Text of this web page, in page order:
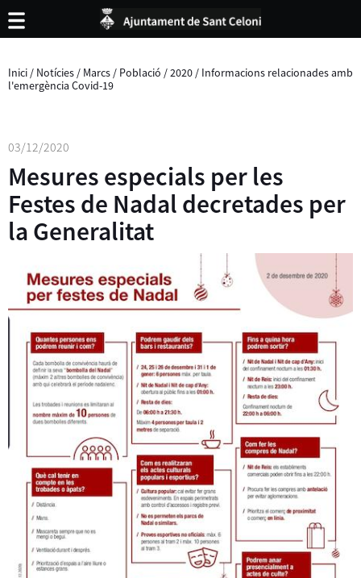
Inici / Notícies / Marcs / Població /2020 / Informacions relacionades amb
l'emergència Covid-19
03/12/2020
Mesures especials per les
Festes de Nadal decretades per
la Generalitat